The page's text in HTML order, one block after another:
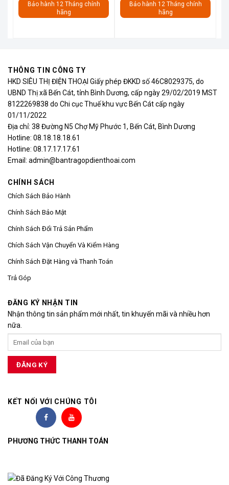
Bảo hành 12 Tháng chính
hãng
Bảo hành 12 Tháng chính
hãng
THÔNG TIN CÔNG TY
HKD SIÊU THỊ ĐIỆN THOẠI Giấy phép ĐKKD số 46C8029375, do
UBND Thị xã Bến Cát, tỉnh Bình Dương, cấp ngày 29/02/2019 MST
8122269838 do Chi cục Thuế khu vực Bến Cát cấp ngày
01/11/2022
Địa chỉ: 38 Đường N5 Chợ Mỹ Phước 1, Bến Cát, Bình Dương
Hotline: 08.18.18.18.61
Hotline: 08.17.17.17.61
Email: admin@bantragopdienthoai.com
CHÍNH SÁCH
Chích Sách Bảo Hành
Chính Sách Bảo Mật
Chính Sách Đổi Trả Sản Phẩm
Chích Sách Vận Chuyển Và Kiểm Hàng
Chính Sách Đặt Hàng và Thanh Toán
Trả Góp
ĐĂNG KÝ NHẬN TIN
Nhận thông tin sản phẩm mới nhất, tin khuyến mãi và nhiều hơn
nữa.
KẾT NỐI VỚI CHÚNG TÔI
PHƯƠNG THỨC THANH TOÁN